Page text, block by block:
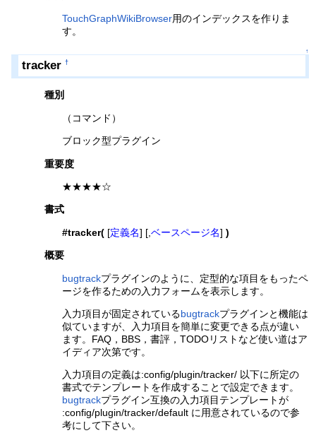
TouchGraphWikiBrowser用のインデックスを作りま
す。
↑
tracker †
種別
（コマンド）
ブロック型プラグイン
重要度
★★★★☆
書式
#tracker( [定義名] [,ベースページ名])
概要
bugtrackプラグインのように、定型的な項目をもったペ
ージを作るための入力フォームを表示します。
入力項目が固定されているbugtrackプラグインと機能は
似ていますが、入力項目を簡単に変更できる点が違い
ます。FAQ，BBS，書評，TODOリストなど使い道はア
イディア次第です。
入力項目の定義は:config/plugin/tracker/ 以下に所定の
書式でテンプレートを作成することで設定できます。
bugtrackプラグイン互換の入力項目テンプレートが
:config/plugin/tracker/default に用意されているので参
考にして下さい。